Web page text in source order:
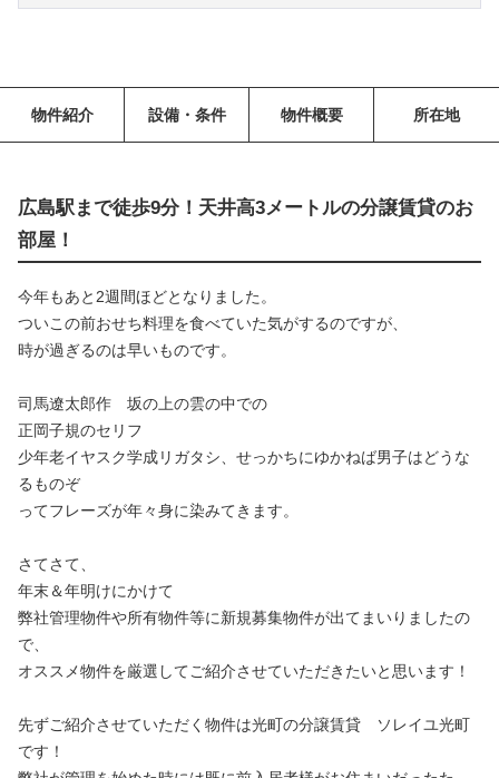
物件紹介 設備・条件 物件概要 所在地
広島駅まで徒歩9分！天井高3メートルの分譲賃貸のお
部屋！
今年もあと2週間ほどとなりました。
ついこの前おせち料理を食べていた気がするのですが、
時が過ぎるのは早いものです。
司馬遼太郎作 坂の上の雲の中での
正岡子規のセリフ
少年老イヤスク学成リガタシ、せっかちにゆかねば男子はどうな
るものぞ
ってフレーズが年々身に染みてきます。
さてさて、
年末＆年明けにかけて
弊社管理物件や所有物件等に新規募集物件が出てまいりましたの
で、
オススメ物件を厳選してご紹介させていただきたいと思います！
先ずご紹介させていただく物件は光町の分譲賃貸 ソレイユ光町
です！